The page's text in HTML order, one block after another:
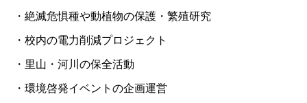
・絶滅危惧種や動植物の保護・繁殖研究
・校内の電力削減プロジェクト
・里山・河川の保全活動
・環境啓発イベントの企画運営